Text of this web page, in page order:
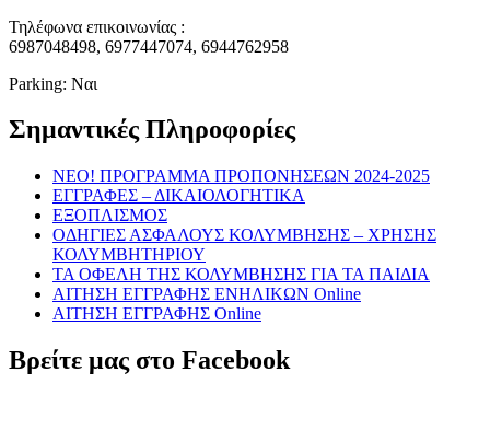
Τηλέφωνα επικοινωνίας :
6987048498, 6977447074, 6944762958
Parking: Ναι
Σημαντικές Πληροφορίες
NEO! ΠΡΟΓΡΑΜΜΑ ΠΡΟΠΟΝΗΣΕΩΝ 2024-2025
ΕΓΓΡΑΦΕΣ – ΔΙΚΑΙΟΛΟΓΗΤΙΚΑ
ΕΞΟΠΛΙΣΜΟΣ
ΟΔΗΓΙΕΣ ΑΣΦΑΛΟΥΣ ΚΟΛΥΜΒΗΣΗΣ – ΧΡΗΣΗΣ
ΚΟΛΥΜΒΗΤΗΡΙΟΥ
ΤΑ ΟΦΕΛΗ ΤΗΣ ΚΟΛΥΜΒΗΣΗΣ ΓΙΑ ΤΑ ΠΑΙΔΙΑ
ΑΙΤΗΣΗ ΕΓΓΡΑΦΗΣ ΕΝΗΛΙΚΩΝ Online
ΑΙΤΗΣΗ ΕΓΓΡΑΦΗΣ Online
Βρείτε μας στο Facebook